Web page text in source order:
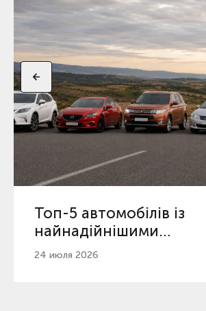
Топ-5 автомобілів із
найнадійнішими
автоматичними
24 июля 2026